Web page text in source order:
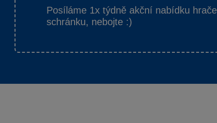
Posíláme 1x týdně akční nabídku
schránku, nebojte :)